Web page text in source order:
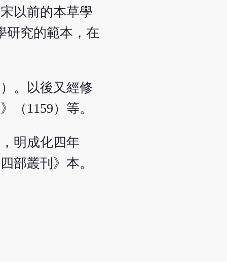
以前的本草學
研究的範本，在
。以後又經修
（1159）等。
明成化四年
部叢刊》本。